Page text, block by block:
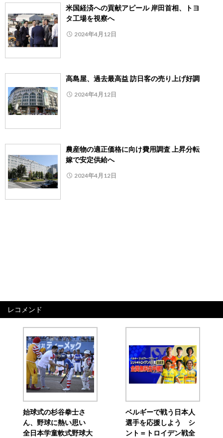
米国経済への貢献アピール 岸田首相、トヨ
タ工場を視察へ
2024年4月12日
高島屋、過去最高益 訪日客の売り上げ好調
2024年4月12日
農産物の適正価格に向け費用調査 上昇分転
嫁で安定供給へ
2024年4月12日
レコメンド
始球式の杉谷拳士さ
ん、野球に熱い思い
全日本学童軟式野球大
ベルギーで戦う日本人
選手を応援しよう シ
ント＝トロイデン戦全